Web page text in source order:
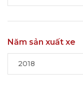
Năm sản xuất xe
2018